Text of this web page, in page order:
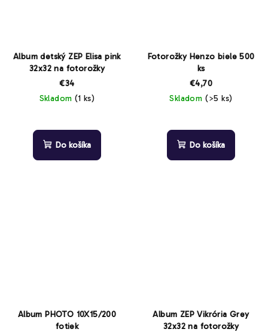
Album detský ZEP Elisa pink
32x32 na fotorožky
€34
Skladom (1 ks)
Do košíka
Fotorožky Henzo biele 500
ks
€4,70
Skladom (>5 ks)
Do košíka
Album PHOTO 10X15/200
fotiek
Album ZEP Vikrória Grey
32x32 na fotorožky